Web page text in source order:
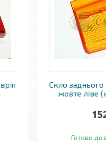
Скло заднього
жовте ліве
Готово до